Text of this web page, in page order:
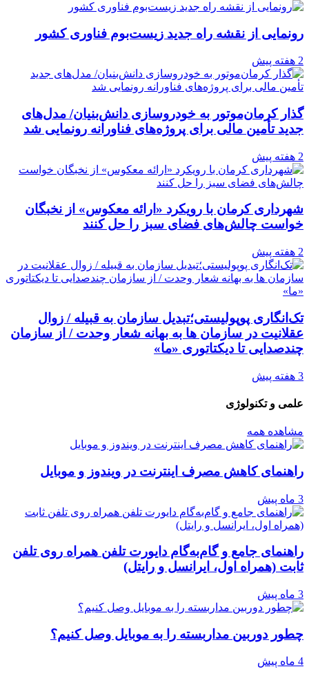
رونمایی از نقشه راه جدید زیست‌بوم فناوری کشور
2 هفته پیش
گذار کرمان‌موتور به خودروسازی دانش‌بنیان/ مدل‌های
جدید تأمین مالی برای پروژه‌های فناورانه رونمایی شد
2 هفته پیش
شهرداری کرمان با رویکرد «ارائه معکوس» از نخبگان
خواست چالش‌های فضای سبز را حل کنند
2 هفته پیش
تک‌انگاری پوپولیستی؛تبدیل سازمان به قبیله‌ / زوال
عقلانیت در سازمان ها به بهانه شعار وحدت / از سازمان
چندصدایی تا دیکتاتوری «ما»
3 هفته پیش
علمی و تکنولوژی
مشاهده همه
راهنمای کاهش مصرف اینترنت در ویندوز و موبایل
3 ماه پیش
راهنمای جامع و گام‌به‌گام دایورت تلفن همراه روی تلفن
ثابت (همراه اول، ایرانسل و رایتل)
3 ماه پیش
چطور دوربین مداربسته را به موبایل وصل کنیم؟
4 ماه پیش